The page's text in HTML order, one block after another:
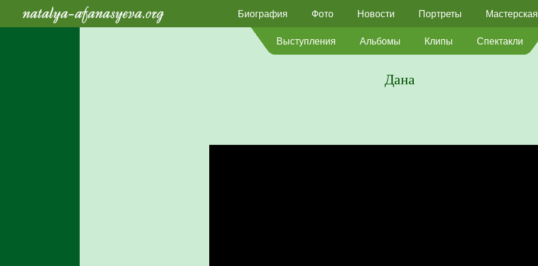
Биография Фото Новости Портреты Мастерская
Выступления Альбомы Клипы Спектакли
Дана